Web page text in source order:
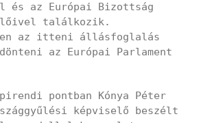
és az Európai Bizottság
találkozik.
az itteni állásfoglalás
az Európai Parlament
pontban Kónya Péter
képviselő beszélt